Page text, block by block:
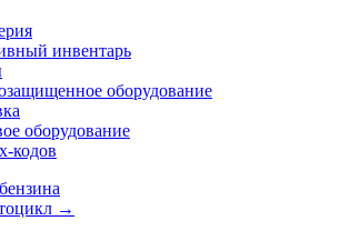
инвентарь
оборудование
оборудование
кодов
→